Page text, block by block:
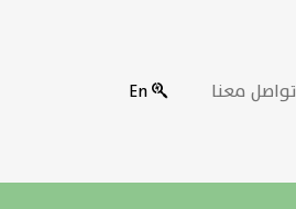
تواصل معنا En